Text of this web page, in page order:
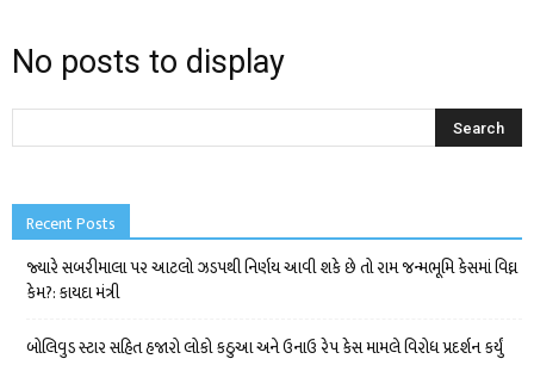
No posts to display
Recent Posts
જ્યારે સબરીમાલા પર આટલો ઝડપથી નિર્ણય આવી શકે છે તો રામ જન્મભૂમિ કેસમાં વિઘ્ન
કેમ?: કાયદા મંત્રી
બોલિવુડ સ્ટાર સહિત હજારો લોકો કઠુઆ અને ઉનાઉ રેપ કેસ મામલે વિરોધ પ્રદર્શન કર્યું